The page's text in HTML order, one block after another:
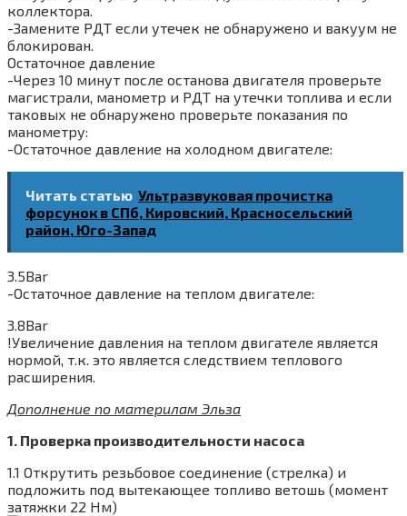
коллектора.
-Замените РДТ если утечек не обнаружено и вакуум не
блокирован.
Остаточное давление
-Через 10 минут после останова двигателя проверьте
магистрали, манометр и РДТ на утечки топлива и если
таковых не обнаружено проверьте показания по
манометру:
-Остаточное давление на холодном двигателе:
Читать статью Ультразвуковая прочистка
форсунок в СПб, Кировский, Красносельский
район, Юго-Запад
3.5Bar
-Остаточное давление на теплом двигателе:
3.8Bar
!Увеличение давления на теплом двигателе является
нормой, т.к. это является следствием теплового
расширения.
Дополнение по материлам Эльза
1. Проверка производительности насоса
1.1 Открутить резьбовое соединение (стрелка) и
подложить под вытекающее топливо ветошь (момент
затяжки 22 Нм)